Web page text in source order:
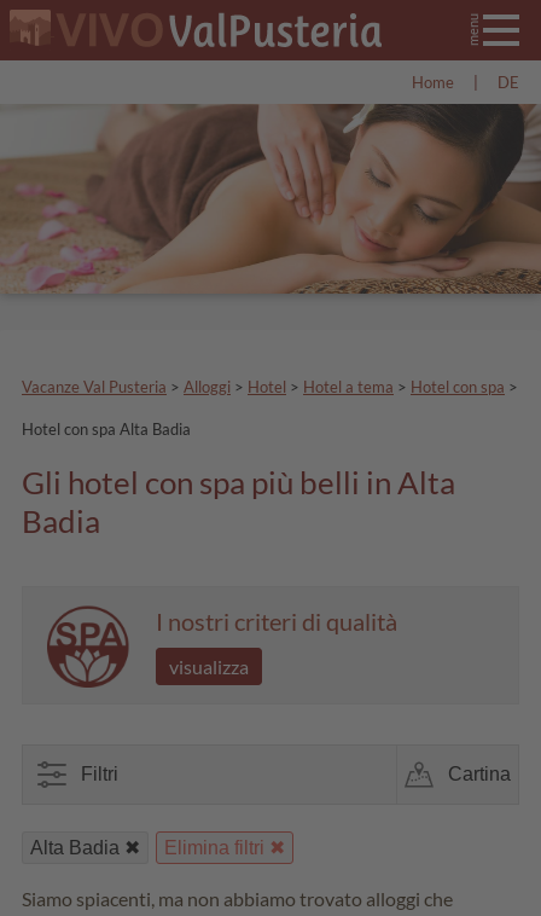
Home DE
Vacanze Val Pusteria > Alloggi > Hotel > Hotel a tema > Hotel con spa >
Hotel con spa Alta Badia
Gli hotel con spa più belli in Alta
Badia
I nostri criteri di qualità
visualizza
Filtri Cartina
Alta Badia Elimina filtri
Siamo spiacenti, ma non abbiamo trovato alloggi che